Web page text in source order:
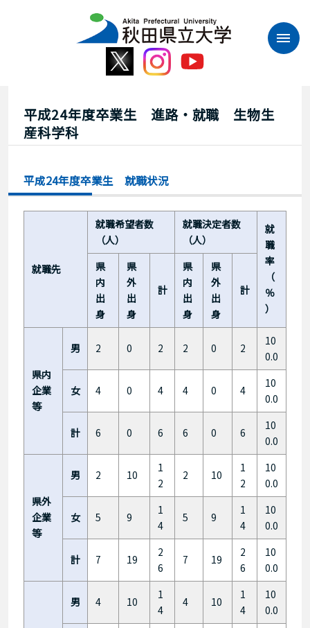
平成24年度卒業生 進路・就職 生物生
産科学科
平成24年度卒業生 就職状況
就職先
就職希望者数
（人）
就職決定者数
（人）
就
職
率
（
％
）
県
内
出
身
県
外
出
身
計
県
内
出
身
県
外
出
身
計
県内
企業
等
男 2 0 2 2 0 2
10
0.0
女 4 0 4 4 0 4
10
0.0
計 6 0 6 6 0 6
10
0.0
県外
企業
等
男 2 10
1
2
2 10
1
2
10
0.0
女 5 9
1
4
5 9
1
4
10
0.0
計 7 19
2
6
7 19
2
6
10
0.0
男 4 10
1
4
4 10
1
4
10
0.0